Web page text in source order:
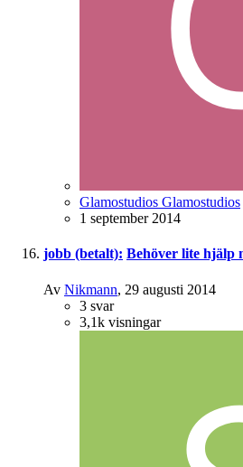
Glamostudios Glamostudios
1 september 2014
jobb (betalt): Behöver lite hjälp
Av Nikmann, 29 augusti 2014
3 svar
3,1k visningar